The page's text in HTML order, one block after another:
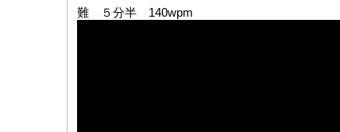
難５分半 140wpm